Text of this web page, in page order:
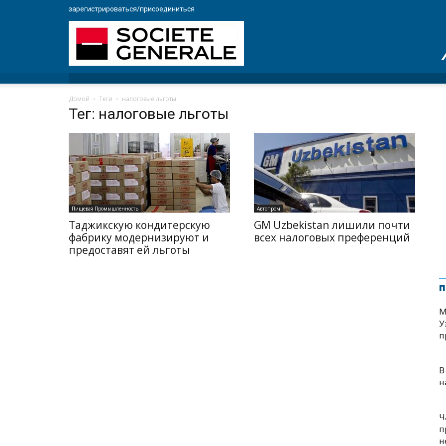
зарегистрироваться/присоединиться
Домой Теги налоговые льготы
Тег: налоговые льготы
Пищевая Промышленность
Таджикскую кондитерскую
фабрику модернизируют и
предоставят ей льготы
Автопром
GM Uzbekistan лишили почти
всех налоговых преференций